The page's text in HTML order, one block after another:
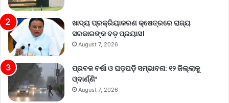
ଖାଦ୍ୟ ପ୍ରକ୍ରିୟାକରଣ କ୍ଷେତ୍ରରେ ରାଜ୍ୟ
ସରକାରଙ୍କ ବଡ଼ ପ୍ରୟାସ।
August 7, 2026
ପ୍ରବଳ ବର୍ଷା ଓ ଘଡ଼ଘଡ଼ି ସମ୍ଭାବନା: ୧୨ ଜିଲ୍ଲାକୁ
ଓ୍ବାର୍ଣ୍ଣିଂ
August 7, 2026